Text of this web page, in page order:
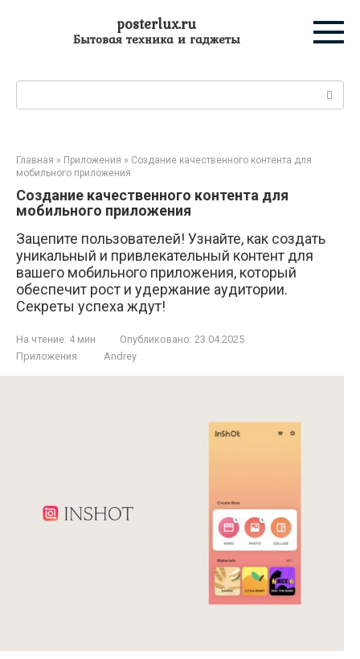
posterlux.ru
Бытовая техника и гаджеты
Главная » Приложения » Создание качественного контента для
мобильного приложения
Создание качественного контента для
мобильного приложения
Зацепите пользователей! Узнайте, как создать
уникальный и привлекательный контент для
вашего мобильного приложения, который
обеспечит рост и удержание аудитории.
Секреты успеха ждут!
На чтение: 4 мин Опубликовано: 23.04.2025
Приложения
Andrey